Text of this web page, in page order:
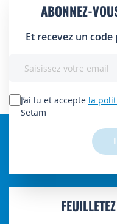
ABONNEZ-
Et recevez un
lettre
d’information
J’ai lu et accepte la
Setam